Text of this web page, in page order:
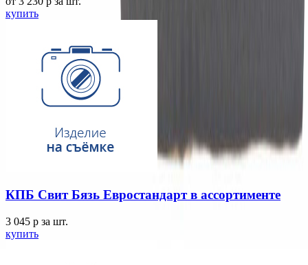
купить
КПБ Свит Бязь Евростандарт в ассортименте
3 045 p за шт.
купить